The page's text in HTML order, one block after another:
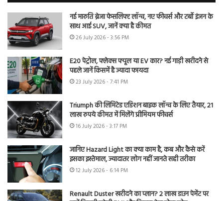
नई मारुति ब्रेजा फेसलिफ्ट लॉन्च, नए फीचर्स और टर्बो इंजन के
साथ आई SUV, जानें क्या है कीमत
26 July 2026 - 3:56 PM
E20 पेट्रोल, फ्लेक्स फ्यूल या EV कार? नई गाड़ी खरीदने से
पहले जानें किसमें है ज्यादा फायदा
23 July 2026 - 7:41 PM
Triumph की लिमिटेड एडिशन बाइक लॉन्च के लिए तैयार, 21
लाख रुपये कीमत में मिलेंगे प्रीमियम फीचर्स
16 July 2026 - 3:17 PM
जानिए Hazard Light का क्या काम है, कब और कैसे करें
इसका इस्तेमाल, ज्यादातर लोग नहीं जानते सही तरीका
12 July 2026 - 6:14 PM
Renault Duster खरीदने का प्लान? 2 लाख डाउन पेमेंट पर